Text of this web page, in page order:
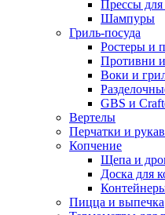
Прессы для
Шампуры
Гриль-посуда
Ростеры и
Противни
Воки и
GBS и
Вертелы
Перчатки и
Копчение
Щепа и
Доска для
Пицца и выпечка